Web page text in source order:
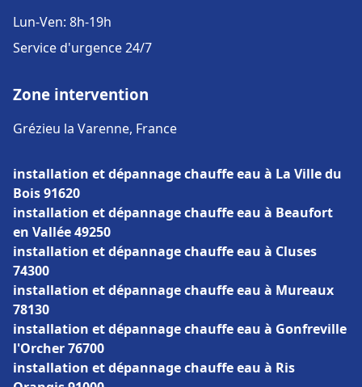
Lun-Ven: 8h-19h
Service d'urgence 24/7
Zone intervention
Grézieu la Varenne, France
installation et dépannage chauffe eau à La Ville du
Bois 91620
installation et dépannage chauffe eau à Beaufort
en Vallée 49250
installation et dépannage chauffe eau à Cluses
74300
installation et dépannage chauffe eau à Mureaux
78130
installation et dépannage chauffe eau à Gonfreville
l'Orcher 76700
installation et dépannage chauffe eau à Ris